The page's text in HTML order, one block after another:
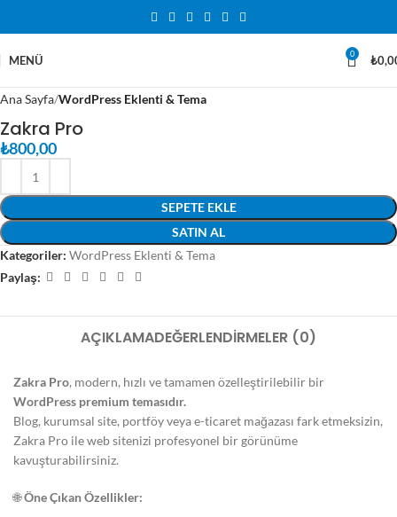
MENÜ 0 ₺
Ana Sayfa WordPress Eklenti & Tema
Zakra Pro
₺800,00
SEPETE EKLE
SATIN AL
Kategoriler: WordPress Eklenti & Tema
Paylaş:
AÇIKLAMADEĞERLENDIRMELER (0)
Zakra Pro, modern, hızlı ve tamamen özelleştirilebilir bir
WordPress premium temasıdır.
Blog, kurumsal site, portföy veya e-ticaret mağazası fark etmeksizin,
Zakra Pro ile web sitenizi profesyonel bir görünüme
kavuşturabilirsiniz.
🌐Öne Çıkan Özellikler: